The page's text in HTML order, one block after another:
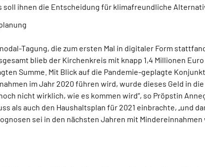
soll ihnen die Entscheidung für klimafreundliche
Tagung, die zum ersten Mal in digitaler Form
blieb der Kirchenkreis mit knapp 1,4 Millionen
Summe. Mit Blick auf die Pandemie-geplagte
im Jahr 2020 führen wird, wurde dieses Geld in
nicht wirklich, wie es kommen wird“, so Pröpstin
als auch den Haushaltsplan für 2021 einbrachte, „und
sei in den nächsten Jahren mit